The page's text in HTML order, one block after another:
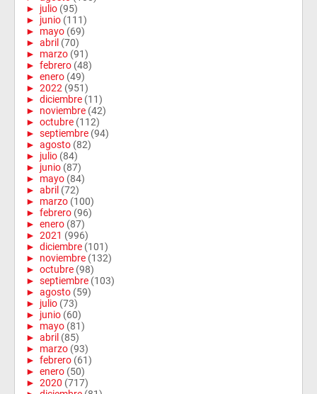
► julio (95)
► junio (111)
► mayo (69)
► abril (70)
► marzo (91)
► febrero (48)
► enero (49)
► 2022 (951)
► diciembre (11)
► noviembre (42)
► octubre (112)
► septiembre (94)
► agosto (82)
► julio (84)
► junio (87)
► mayo (84)
► abril (72)
► marzo (100)
► febrero (96)
► enero (87)
► 2021 (996)
► diciembre (101)
► noviembre (132)
► octubre (98)
► septiembre (103)
► agosto (59)
► julio (73)
► junio (60)
► mayo (81)
► abril (85)
► marzo (93)
► febrero (61)
► enero (50)
► 2020 (717)